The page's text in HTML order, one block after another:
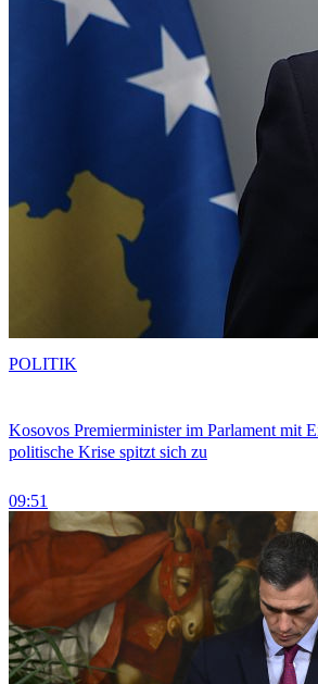
Kosovos Premierminister im Parlament mit
politische Krise spitzt sich zu
09:51
POLITIK